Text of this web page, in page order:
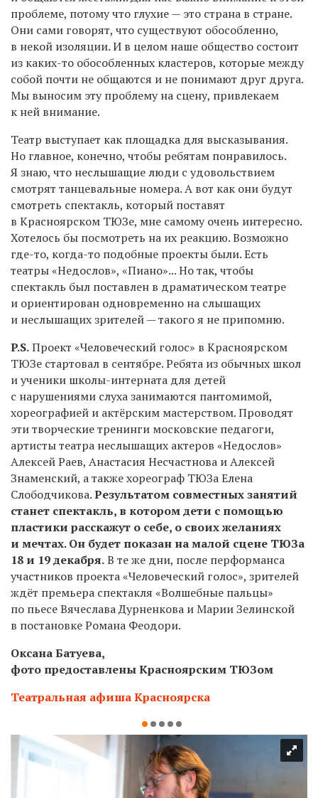
проблеме, потому что глухие — это страна в стране.
Они сами говорят, что существуют обособленно,
в некой изоляции. И в целом наше общество состоит
из каких-то обособленных кластеров, которые между
собой почти не общаются и не понимают друг друга.
Мы выносим эту проблему на сцену, привлекаем
к ней внимание.
Театр выступает как площадка для высказывания.
Но главное, конечно, чтобы ребятам понравилось.
Я знаю, что неслышащие люди с удовольствием
смотрят танцевальные номера. А вот как они будут
смотреть спектакль, который поставят
в Красноярском ТЮЗе, мне самому очень интересно.
Хотелось бы посмотреть на их реакцию. Возможно
где-то, когда-то подобные проекты были. Есть
театры «Недослов», «Пиано»... Но так, чтобы
спектакль был поставлен в драматическом театре
и ориентирован одновременно на слышащих
и неслышащих зрителей — такого я не припомню.
P.S.Проект «Человеческий голос» в Красноярском
ТЮЗе стартовал в сентябре. Ребята из обычных школ
и ученики школы-интерната для детей
с нарушениями слуха занимаются пантомимой,
хореографией и актёрским мастерством. Проводят
эти творческие тренинги московские педагоги,
артисты театра неслышащих актеров «Недослов»
Алексей Раев, Анастасия Несчастнова и Алексей
Знаменский, а также хореограф ТЮЗа Елена
Слободчикова.Результатом совместных занятий
станет спектакль, в котором дети с помощью
пластики расскажут о себе, о своих желаниях
и мечтах. Он будет показан на малой сцене ТЮЗа
18 и 19 декабря.В те же дни, после перформанса
участников проекта «Человеческий голос», зрителей
ждёт премьера спектакля «Волшебные пальцы»
по пьесе Вячеслава Дурненкова и Марии Зелинской
в постановке Романа Феодори.
Оксана Батуева,
фото предоставлены Красноярским ТЮЗом
Театральная афиша Красноярска